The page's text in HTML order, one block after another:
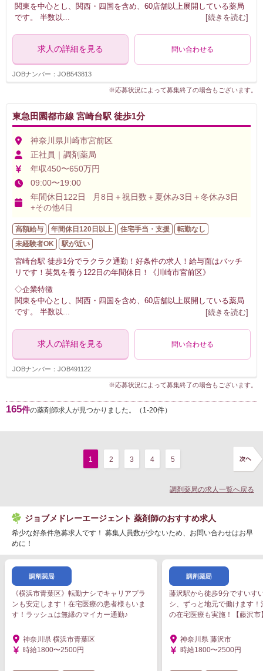
関東を中心とし、関西・四国を含め、60店舗以上展開している薬局
です。 半数以
[続きを読む]
求人の詳細を見る 問い合わせる
JOBナンバー：JOB543813
※応募状況によって募集終了の場合もございます。
東急田園都市線 宮崎台駅 徒歩1分
神奈川県川崎市宮前区
正社員｜調剤薬局
年収450〜650万円
09:00〜19:00
年間休日122日 月8日＋祝日数＋夏休み3日＋冬休み3日
+その他4日
高額給与 年間休日120日以上 住宅手当・支援
転勤なし
未経験者OK
駅が近い
宮崎台駅 徒歩1分でラクラク通勤！好条件の求人！給与面はバッチ
リです！英気を養う122日の年間休日！《川崎市宮前区》
◇企業特徴
関東を中心とし、関西・四国を含め、60店舗以上展開している薬局
です。 半数以... [続きを読む]
求人の詳細を見る 問い合わせる
JOBナンバー：JOB491122
※応募状況によって募集終了の場合もございます。
165件の薬剤師求人が見つかりました。（1-20件）
1 2 3 4 5
調剤薬局の求人一覧へ戻る
ジョブメドレーエージェント 薬剤師のおすすめ求人
希少な好条件急募求人です！ 募集人員数が少ないため、お問い合わせはお早
めに！
《横浜市青葉区》転勤ナシでキャリアプラ
ンも安定します！在宅医療の患者様もいま
す！ラッシュは無縁のマイカー通勤♪
神奈川県 横浜市青葉区
時給1800〜2500円
藤沢駅から徒歩9分ですいす
シ、ずっと地元で働けます！
の在宅医療も実施！【藤沢市
神奈川県 藤沢市
時給1800〜2500円